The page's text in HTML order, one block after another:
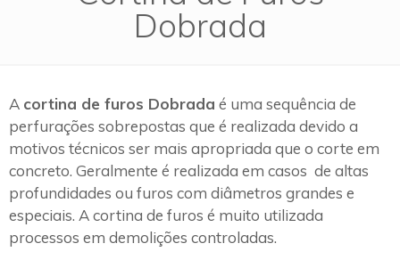
Dobrada
A cortina de furos Dobrada é uma sequência de
perfurações sobrepostas que é realizada devido a
motivos técnicos ser mais apropriada que o corte em
concreto. Geralmente é realizada em casos de altas
profundidades ou furos com diâmetros grandes e
especiais. A cortina de furos é muito utilizada
processos em demolições controladas.